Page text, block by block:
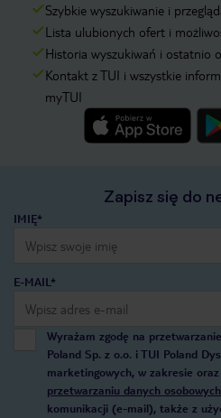
Szybkie wyszukiwanie i
Lista ulubionych ofert i
Historia wyszukiwań i ostatnio
Kontakt z TUI i wszystkie
myTUI
Zapisz się do
IMIĘ*
E-MAIL*
Wyrażam zgodę na
Poland Sp. z o.o. i TUI Poland
marketingowych, w zakresie
przetwarzaniu danych
komunikacji (e-mail), także z